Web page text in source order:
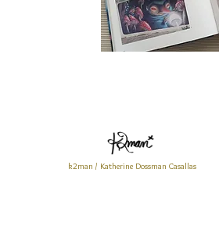
k2man / Katherine Dossman Casallas